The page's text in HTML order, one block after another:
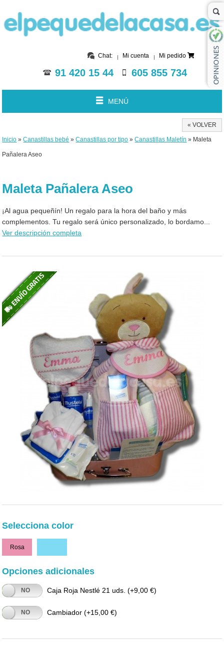
Chat: Mi cuenta Mi pedido
91 420 15 44 605 855 734
MENÚ
« VOLVER
Inicio »Canastillas bebé »Canastillas por tipo »Canastillas Maletín » Maleta
Pañalera Aseo
Maleta Pañalera Aseo
¡Al agua pequeñín! Un regalo para la hora del baño y más
complementos. Tu regalo será único personalizado, lo bordamo...
Ver descripción completa
Selecciona color
Rosa
Opciones adicionales
NO Caja Roja Nestlé 21 uds. (+9,00 €)
NO Cambiador (+15,00 €)